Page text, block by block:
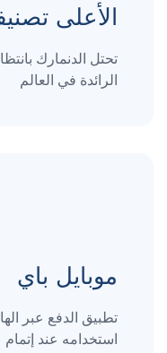
الأعلى
تحتل الدنمارك
الرائدة في العالم
موبايل باي
تطبيق الدفع عبر
استخدامه عند